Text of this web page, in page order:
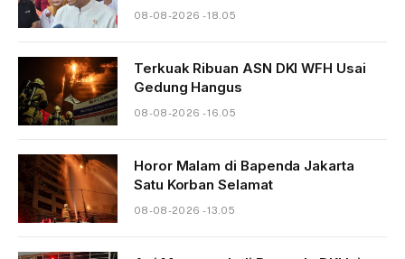
08-08-2026 - 18.05
Terkuak Ribuan ASN DKI WFH Usai
Gedung Hangus
08-08-2026 - 16.05
Horor Malam di Bapenda Jakarta
Satu Korban Selamat
08-08-2026 - 13.05